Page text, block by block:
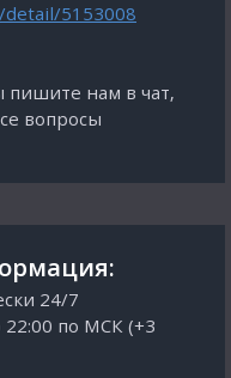
5153008
пишите нам в чат,
вопросы
24/7
22:00 по МСК (+3